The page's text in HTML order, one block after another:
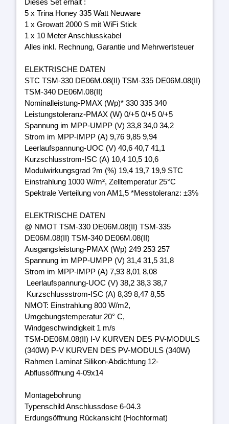
Dieses Set erhält :
5 x Trina Honey 335 Watt Neuware
1 x Growatt 2000 S mit WiFi Stick
1 x 10 Meter Anschlusskabel
Alles inkl. Rechnung, Garantie und Mehrwertsteuer
ELEKTRISCHE DATEN
STC TSM-330 DE06M.08(II) TSM-335 DE06M.08(II)
TSM-340 DE06M.08(II)
Nominalleistung-PMAX (Wp)* 330 335 340
Leistungstoleranz-PMAX (W) 0/+5 0/+5 0/+5
Spannung im MPP-UMPP (V) 33,8 34,0 34,2
Strom im MPP-IMPP (A) 9,76 9,85 9,94
Leerlaufspannung-UOC (V) 40,6 40,7 41,1
Kurzschlusstrom-ISC (A) 10,4 10,5 10,6
Modulwirkungsgrad ?m (%) 19,4 19,7 19,9 STC
Einstrahlung 1000 W/m², Zelltemperatur 25°C
Spektrale Verteilung von AM1,5 *Messtoleranz: ±3%
ELEKTRISCHE DATEN
@ NMOT TSM-330 DE06M.08(II) TSM-335
DE06M.08(II) TSM-340 DE06M.08(II)
Ausgangsleistung-PMAX (Wp) 249 253 257
Spannung im MPP-UMPP (V) 31,4 31,5 31,8
Strom im MPP-IMPP (A) 7,93 8,01 8,08
Leerlaufspannung-UOC (V) 38,2 38,3 38,7
Kurzschlussstrom-ISC (A) 8,39 8,47 8,55
NMOT: Einstrahlung 800 W/m2,
Umgebungstemperatur 20° C,
Windgeschwindigkeit 1 m/s
TSM-DE06M.08(II) I-V KURVEN DES PV-MODULS
(340W) P-V KURVEN DES PV-MODULS (340W)
Rahmen Laminat Silikon-Abdichtung 12-
Abflussöffnung 4-09x14
Montagebohrung
Typenschild Anschlussdose 6-04.3
Erdungsöffnung Rückansicht (Hochformat)